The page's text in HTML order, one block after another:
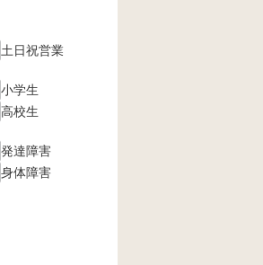
土日祝営業
小学生
高校生
発達障害
身体障害